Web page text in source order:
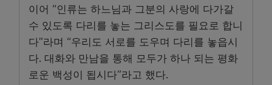
이어 “인류는 하느님과 그분의 사랑에 다가갈
수 있도록 다리를 놓는 그리스도를 필요로 합니
다”라며 “우리도 서로를 도우며 다리를 놓읍시
다. 대화와 만남을 통해 모두가 하나 되는 평화
로운 백성이 됩시다”라고 했다.